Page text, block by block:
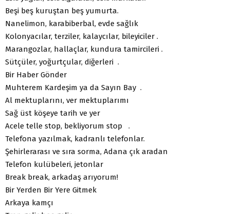
Beşi beş kuruştan beş yumurta.
Nanelimon, karabiberbal, evde sağlık
Kolonyacılar, terziler, kalaycılar, bileyiciler .
Marangozlar, hallaçlar, kundura tamircileri .
Sütçüler, yoğurtçular, diğerleri .
Bir Haber Gönder
Muhterem Kardeşim ya da Sayın Bay .
Al mektuplarını, ver mektuplarımı
Sağ üst köşeye tarih ve yer
Acele telle stop, bekliyorum stop .
Telefona yazılmak, kadranlı telefonlar.
Şehirlerarası ve sıra sorma, Adana çık aradan
Telefon kulübeleri, jetonlar
Break break, arkadaş arıyorum!
Bir Yerden Bir Yere Gitmek
Arkaya kamçı